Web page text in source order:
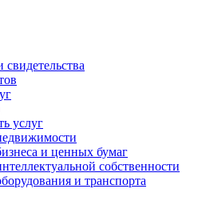
услуг
и ценных бумаг
собственности
и транспорта